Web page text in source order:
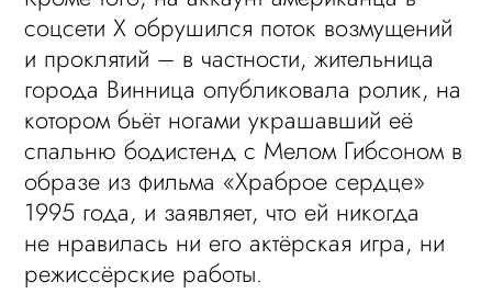
соцсети X обрушился поток возмущений
и проклятий – в частности, жительница
города Винница опубликовала ролик, на
котором бьёт ногами украшавший её
спальню бодистенд с Мелом Гибсоном в
образе из фильма «Храброе сердце»
1995 года, и заявляет, что ей никогда
не нравилась ни его актёрская игра, ни
режиссёрские работы.